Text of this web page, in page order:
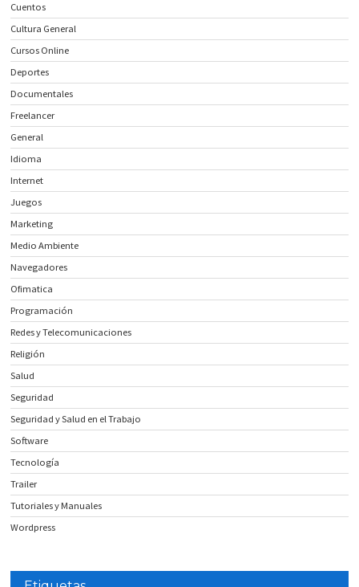
Cuentos
Cultura General
Cursos Online
Deportes
Documentales
Freelancer
General
Idioma
Internet
Juegos
Marketing
Medio Ambiente
Navegadores
Ofimatica
Programación
Redes y Telecomunicaciones
Religión
Salud
Seguridad
Seguridad y Salud en el Trabajo
Software
Tecnología
Trailer
Tutoriales y Manuales
Wordpress